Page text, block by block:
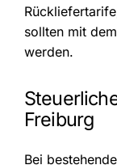
sollten mit
werden.
Freiburg
Bei